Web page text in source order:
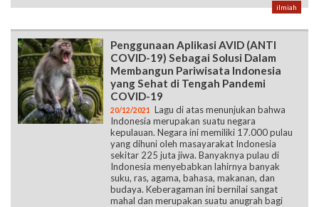
ilmiah
Penggunaan Aplikasi AVID (ANTI
COVID-19) Sebagai Solusi Dalam
Membangun Pariwisata Indonesia
yang Sehat di Tengah Pandemi
COVID-19
20/12/2021 Lagu di atas menunjukan bahwa
Indonesia merupakan suatu negara
kepulauan. Negara ini memiliki 17.000 pulau
yang dihuni oleh masayarakat Indonesia
sekitar 225 juta jiwa. Banyaknya pulau di
Indonesia menyebabkan lahirnya banyak
suku, ras, agama, bahasa, makanan, dan
budaya. Keberagaman ini bernilai sangat
mahal dan merupakan suatu anugrah bagi